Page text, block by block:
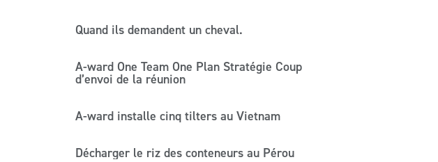
Quand ils demandent un cheval.
A-ward One Team One Plan Stratégie Coup
d’envoi de la réunion
A-ward installe cinq tilters au Vietnam
Décharger le riz des conteneurs au Pérou